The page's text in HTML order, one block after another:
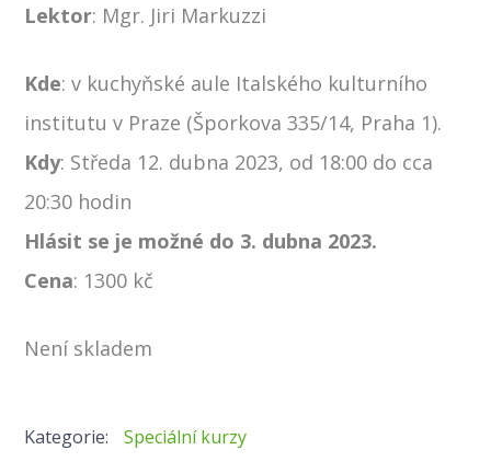
Lektor: Mgr. Jiri Markuzzi
Kde: v kuchyňské aule Italského kulturního
institutu v Praze (Šporkova 335/14, Praha 1).
Kdy: Středa 12. dubna 2023, od 18:00 do cca
20:30 hodin
Hlásit se je možné do 3. dubna 2023.
Cena: 1300 kč
Není skladem
Kategorie: Speciální kurzy